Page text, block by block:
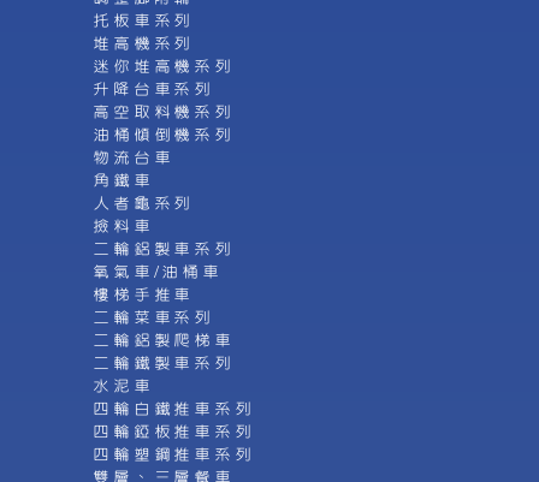
托板車系列
堆高機系列
迷你堆高機系列
升降台車系列
高空取料機系列
油桶傾倒機系列
物流台車
角鐵車
人者龜系列
撿料車
二輪鋁製車系列
氧氣車/油桶車
樓梯手推車
二輪菜車系列
二輪鋁製爬梯車
二輪鐵製車系列
水泥車
四輪白鐵推車系列
四輪錏板推車系列
四輪塑鋼推車系列
雙層、三層餐車